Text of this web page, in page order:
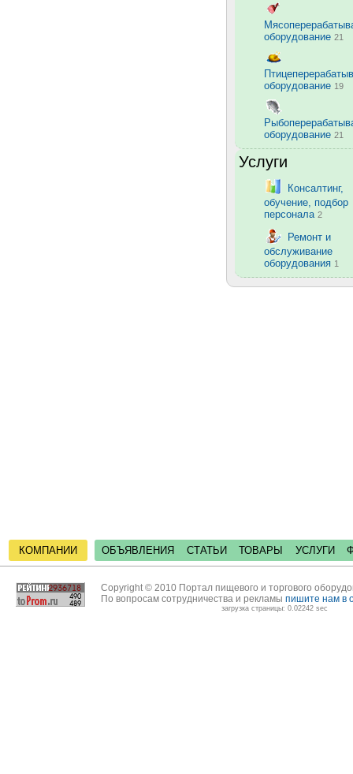
оборудование 21
оборудование 19
оборудование 21
Услуги
Консалтинг,
обучение, подбор
персонала 2
Ремонт и
обслуживание
оборудования 1
КОМПАНИИ ОБЪЯВЛЕНИЯ СТАТЬИ ТОВАРЫ УСЛУГИ
Copyright © 2010 Портал пищевого и торгового
По вопросам сотрудничества и рекламы пишите нам в
загрузка страницы: 0.02242 sec